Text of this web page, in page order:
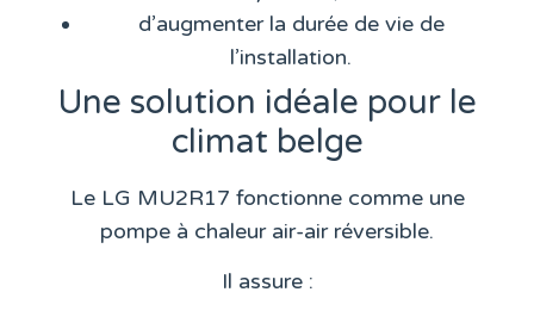
d’augmenter la durée de vie de
l’installation.
Une solution idéale pour le
climat belge
Le LG MU2R17 fonctionne comme une
pompe à chaleur air-air réversible.
Il assure :